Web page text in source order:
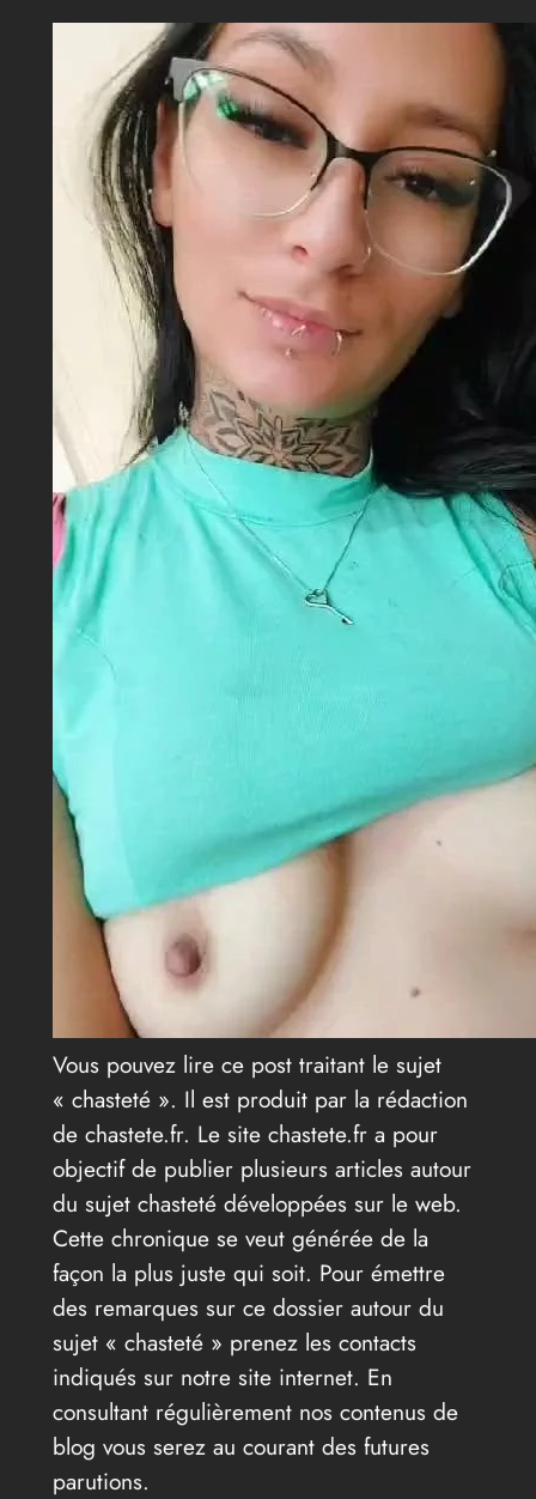
Vous pouvez lire ce post traitant le sujet
« chasteté ». Il est produit par la rédaction
de chastete.fr. Le site chastete.fr a pour
objectif de publier plusieurs articles autour
du sujet chasteté développées sur le web.
Cette chronique se veut générée de la
façon la plus juste qui soit. Pour émettre
des remarques sur ce dossier autour du
sujet « chasteté » prenez les contacts
indiqués sur notre site internet. En
consultant régulièrement nos contenus de
blog vous serez au courant des futures
parutions.